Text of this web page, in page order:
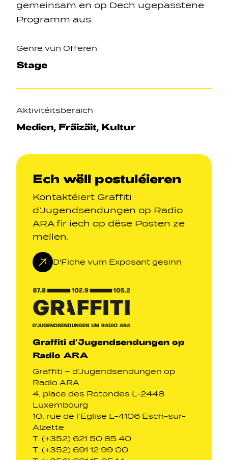
Sozial Netzwierker
gemeinsam en op Dech ugepasstene
Programm aus.
Genre vun Offeren
Stage
Aktivitéitsberäich
Medien, Fräizäit, Kultur
Ech wëll postuléieren
Kontaktéiert Graffiti
d’Jugendsendungen op Radio
ARA fir iech op dëse Posten ze
mellen.
D'Fiche vum Exposant gesinn
Graffiti d’Jugendsendungen op
Radio ARA
Graffiti – d’Jugendsendungen op
Radio ARA
4, place des Rotondes L-2448
Luxembourg
10, rue de l’Eglise L-4106 Esch-sur-
Alzette
T. (+352) 621 50 85 40
T. (+352) 691 12 99 00